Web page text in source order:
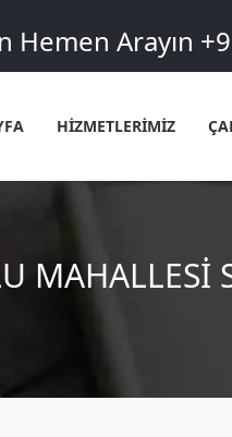
Hemen Arayın
HİZMETLERİMİZ
MAHALLESI